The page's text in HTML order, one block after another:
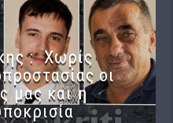
: Χωρίς
οι
μας και η